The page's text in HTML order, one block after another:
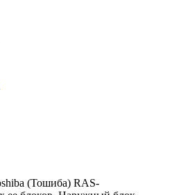
(Тошиба) RAS-